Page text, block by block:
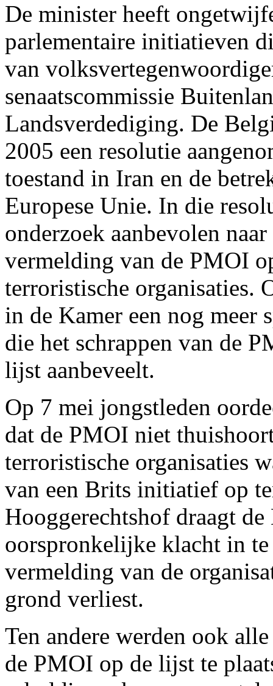
De minister heeft
parlementaire initiatieven
van
senaatscommissie
Landsverdediging. De
2005 een resolutie
toestand in Iran en de
Europese Unie. In die
onderzoek aanbevolen
vermelding van de PMOI
terroristische organisaties.
in de Kamer een nog meer
die het schrappen van de
lijst aanbeveelt.
Op 7 mei jongstleden
dat de PMOI niet
terroristische organisaties
van een Brits initiatief op
Hooggerechtshof draagt
oorspronkelijke klacht in
vermelding van de
grond verliest.
Ten andere werden ook
de PMOI op de lijst te